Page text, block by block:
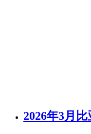
2026年3月